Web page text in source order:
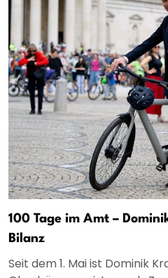
100 Tage im Amt –
Bilanz
Seit dem 1. Mai ist Dominik